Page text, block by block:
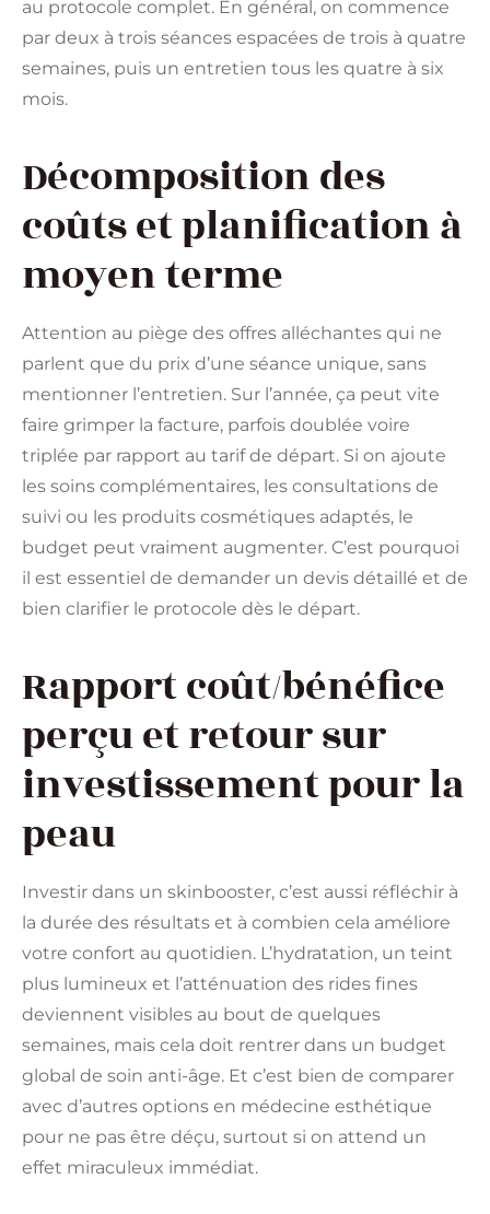
au protocole complet. En général, on commence
par deux à trois séances espacées de trois à quatre
semaines, puis un entretien tous les quatre à six
mois.
Décomposition des
coûts et planification à
moyen terme
Attention au piège des offres alléchantes qui ne
parlent que du prix d’une séance unique, sans
mentionner l’entretien. Sur l’année, ça peut vite
faire grimper la facture, parfois doublée voire
triplée par rapport au tarif de départ. Si on ajoute
les soins complémentaires, les consultations de
suivi ou les produits cosmétiques adaptés, le
budget peut vraiment augmenter. C’est pourquoi
il est essentiel de demander un devis détaillé et de
bien clarifier le protocole dès le départ.
Rapport coût/bénéfice
perçu et retour sur
investissement pour la
peau
Investir dans un skinbooster, c’est aussi réfléchir à
la durée des résultats et à combien cela améliore
votre confort au quotidien. L’hydratation, un teint
plus lumineux et l’atténuation des rides fines
deviennent visibles au bout de quelques
semaines, mais cela doit rentrer dans un budget
global de soin anti-âge. Et c’est bien de comparer
avec d’autres options en médecine esthétique
pour ne pas être déçu, surtout si on attend un
effet miraculeux immédiat.